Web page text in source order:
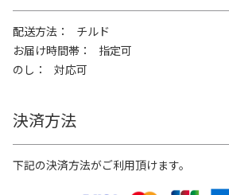
配送方法
チルド
お届け時間帯
指定可
のし
対応可
決済方法
下記の決済方法がご利用頂けます。